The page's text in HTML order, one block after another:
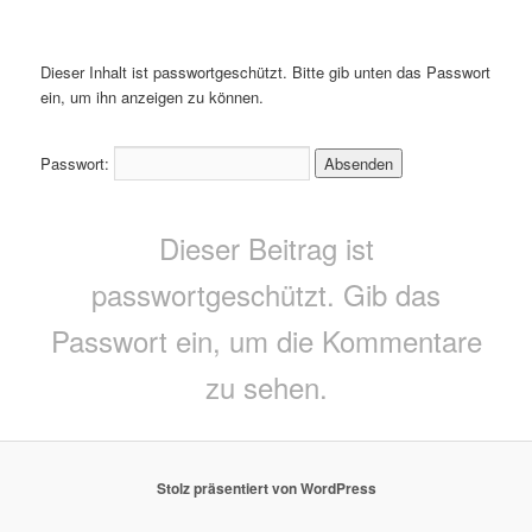
Dieser Inhalt ist passwortgeschützt. Bitte gib unten das Passwort
ein, um ihn anzeigen zu können.
Passwort:
Dieser Beitrag ist
passwortgeschützt. Gib das
Passwort ein, um die Kommentare
zu sehen.
Stolz präsentiert von WordPress